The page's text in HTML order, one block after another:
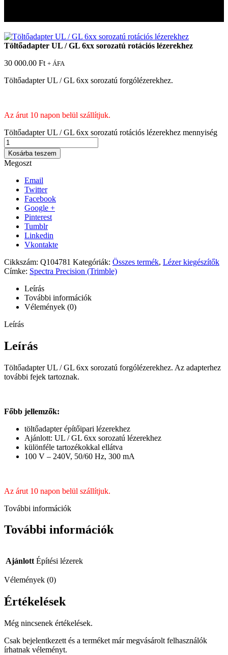
Töltőadapter UL / GL 6xx sorozatú rotációs lézerekhez
30 000.00 Ft + ÁFA
Töltőadapter UL / GL 6xx sorozatú forgólézerekhez.
Az árut 10 napon belül szállítjuk.
Töltőadapter UL / GL 6xx sorozatú rotációs lézerekhez mennyiség
Kosárba teszem
Megoszt
Email
Twitter
Facebook
Google +
Pinterest
Tumblr
Linkedin
Vkontakte
Cikkszám: Q104781 Kategóriák: Összes termék, Lézer kiegészítők
Címke: Spectra Precision (Trimble)
Leírás
További információk
Vélemények (0)
Leírás
Leírás
Töltőadapter UL / GL 6xx sorozatú forgólézerekhez. Az adapterhez
további fejek tartoznak.
Főbb jellemzők:
töltőadapter építőipari lézerekhez
Ajánlott: UL / GL 6xx sorozatú lézerekhez
különféle tartozékokkal ellátva
100 V – 240V, 50/60 Hz, 300 mA
Az árut 10 napon belül szállítjuk.
További információk
További információk
Ajánlott Építési lézerek
Vélemények (0)
Értékelések
Még nincsenek értékelések.
Csak bejelentkezett és a terméket már megvásárolt felhasználók
írhatnak véleményt.